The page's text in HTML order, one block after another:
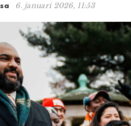
6. januari 2026, 11:53